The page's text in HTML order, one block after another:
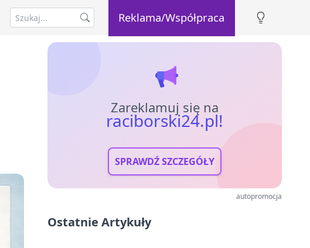
Reklama/Współpraca
Zareklamuj się na
raciborski24.pl!
SPRAWDŹ SZCZEGÓŁY
autopromocja
Ostatnie Artykuły